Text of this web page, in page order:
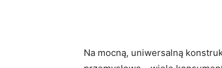
Na mocną, uniwersalną